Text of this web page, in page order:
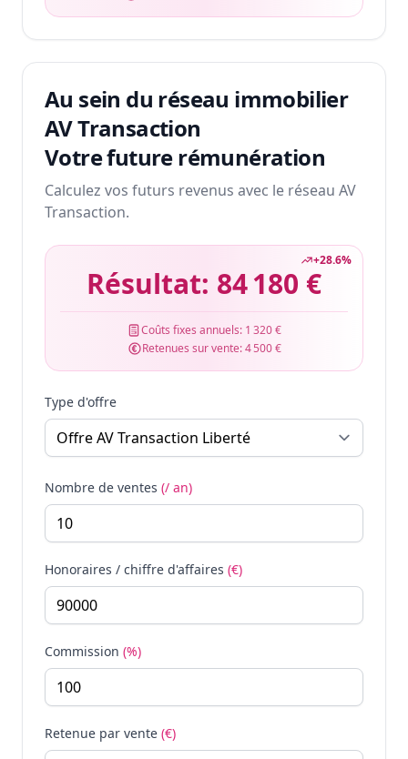
Au sein du réseau immobilier
AV Transaction
Votre future rémunération
Calculez vos futurs revenus avec le réseau AV
Transaction.
+28.6%
Résultat: 84 180 €
Coûts fixes annuels: 1 320 €
Retenues sur vente:4 500 €
Type d'offre
Nombre de ventes (/ an)
Honoraires / chiffre d'affaires (€)
Commission (%)
Retenue par vente (€)